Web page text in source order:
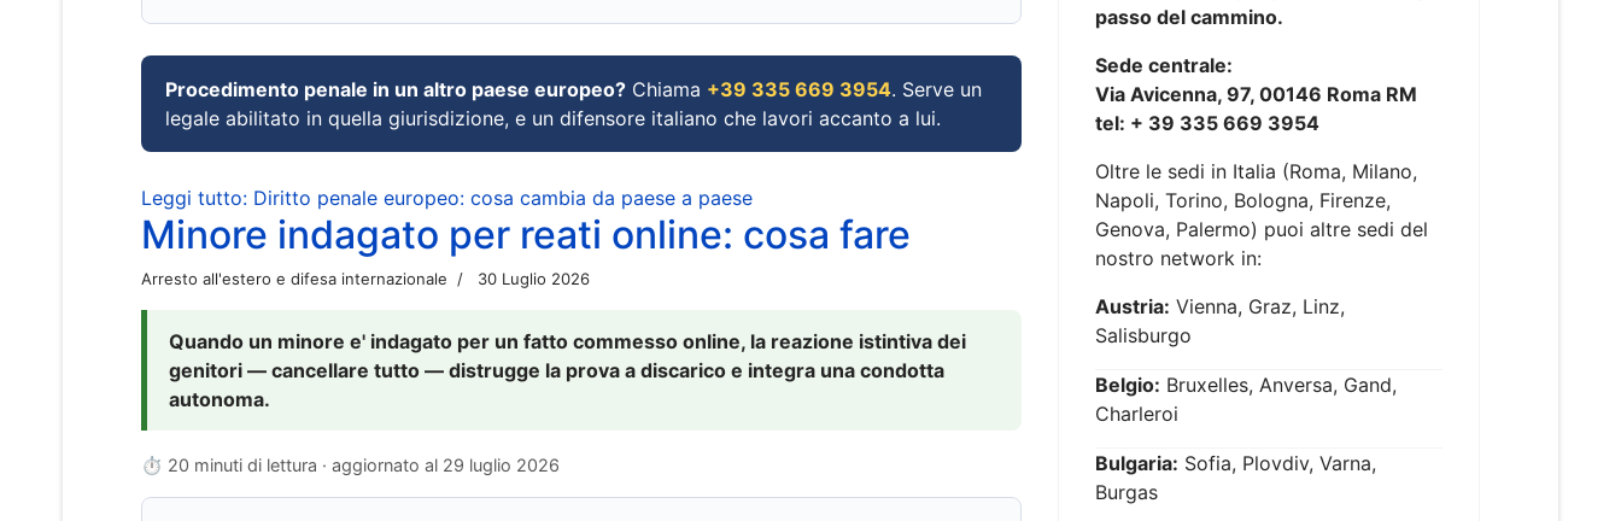
Procedimento penale in un altro paese europeo? Chiama +39 335 669 3954. Serve un
legale abilitato in quella giurisdizione, e un difensore italiano che lavori accanto a lui.
Leggi tutto: Diritto penale europeo: cosa cambia da paese a paese
Minore indagato per reati online: cosa fare
Arresto all'estero e difesa internazionale 30 Luglio 2026
Quando un minore e' indagato per un fatto commesso online, la reazione istintiva dei
genitori — cancellare tutto — distrugge la prova a discarico e integra una condotta
autonoma.
⏱ 20 minuti di lettura · aggiornato al 29 luglio 2026
passo del cammino.
Sede centrale:
Via Avicenna, 97, 00146 Roma RM
tel: + 39 335 669 3954
Oltre le sedi in Italia (Roma, Milano,
Napoli, Torino, Bologna, Firenze,
Genova, Palermo) puoi altre sedi del
nostro network in:
Austria: Vienna, Graz, Linz,
Salisburgo
Belgio: Bruxelles, Anversa, Gand,
Charleroi
Bulgaria: Sofia, Plovdiv, Varna,
Burgas